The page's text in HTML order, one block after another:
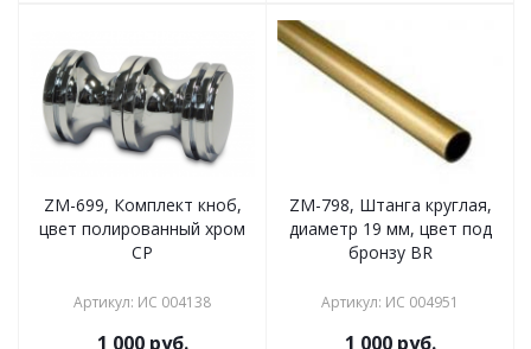
ZM-699, Комплект кноб,
цвет полированный хром
CP
Артикул: ИС 004138
1 000руб.
ZM-798, Штанга круглая,
диаметр 19 мм, цвет под
бронзу BR
Артикул: ИС 004951
1 000руб.